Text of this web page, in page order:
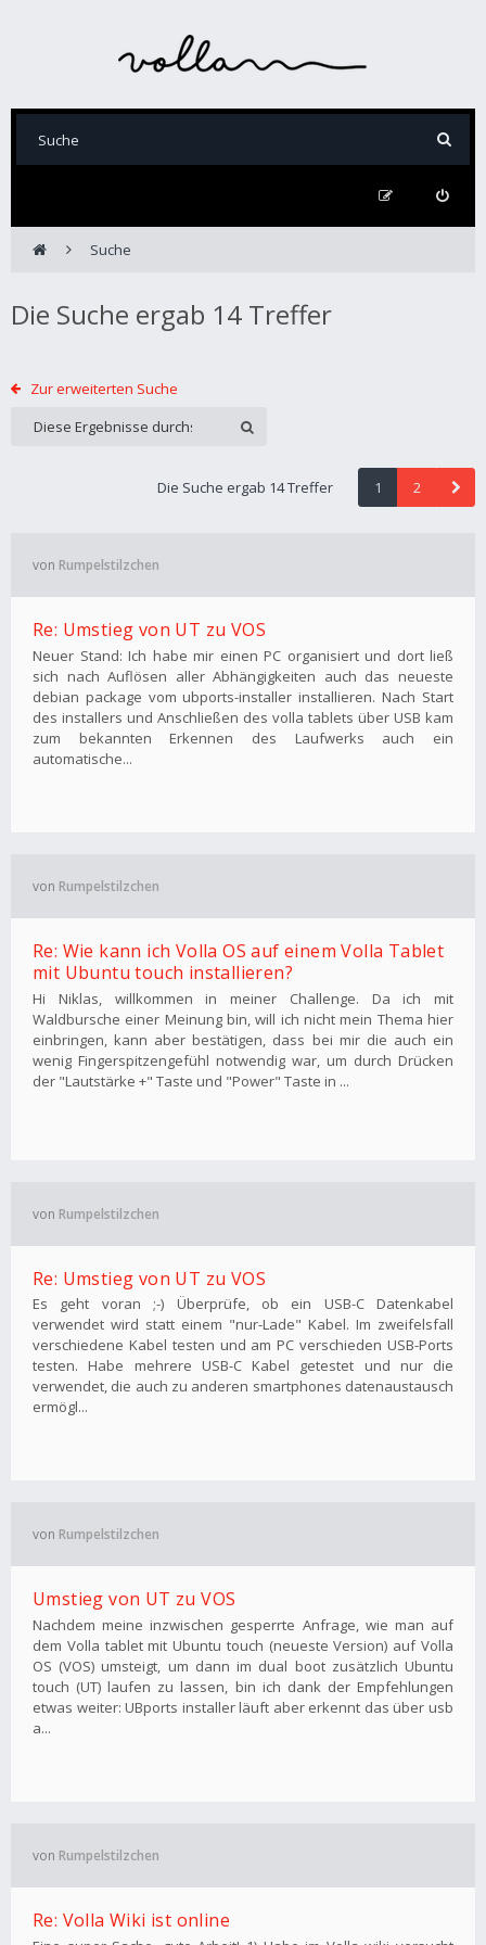
Suche
Die Suche ergab 14 Treffer
Zur erweiterten Suche
Die Suche ergab 14 Treffer 1 2
von Rumpelstilzchen
Re: Umstieg von UT zu VOS
Neuer Stand: Ich habe mir einen PC organisiert und dort ließ
sich nach Auflösen aller Abhängigkeiten auch das neueste
debian package vom ubports-installer installieren. Nach Start
des installers und Anschließen des volla tablets über USB kam
zum bekannten Erkennen des Laufwerks auch ein
automatische...
von Rumpelstilzchen
Re: Wie kann ich Volla OS auf einem Volla Tablet
mit Ubuntu touch installieren?
Hi Niklas, willkommen in meiner Challenge. Da ich mit
Waldbursche einer Meinung bin, will ich nicht mein Thema hier
einbringen, kann aber bestätigen, dass bei mir die auch ein
wenig Fingerspitzengefühl notwendig war, um durch Drücken
der "Lautstärke +" Taste und "Power" Taste in ...
von Rumpelstilzchen
Re: Umstieg von UT zu VOS
Es geht voran ;-) Überprüfe, ob ein USB-C Datenkabel
verwendet wird statt einem "nur-Lade" Kabel. Im zweifelsfall
verschiedene Kabel testen und am PC verschieden USB-Ports
testen. Habe mehrere USB-C Kabel getestet und nur die
verwendet, die auch zu anderen smartphones datenaustausch
ermögl...
von Rumpelstilzchen
Umstieg von UT zu VOS
Nachdem meine inzwischen gesperrte Anfrage, wie man auf
dem Volla tablet mit Ubuntu touch (neueste Version) auf Volla
OS (VOS) umsteigt, um dann im dual boot zusätzlich Ubuntu
touch (UT) laufen zu lassen, bin ich dank der Empfehlungen
etwas weiter: UBports installer läuft aber erkennt das über usb
a...
von Rumpelstilzchen
Re: Volla Wiki ist online